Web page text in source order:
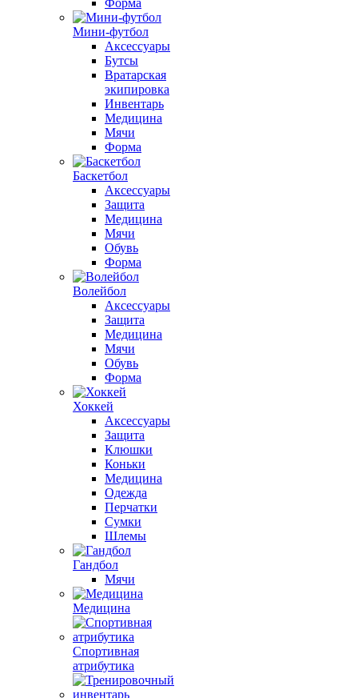
Форма
Мини-футбол
Аксессуары
Бутсы
Вратарская
экипировка
Инвентарь
Медицина
Мячи
Форма
Баскетбол
Аксессуары
Защита
Медицина
Мячи
Обувь
Форма
Волейбол
Аксессуары
Защита
Медицина
Мячи
Обувь
Форма
Хоккей
Аксессуары
Защита
Клюшки
Коньки
Медицина
Одежда
Перчатки
Сумки
Шлемы
Гандбол
Мячи
Медицина
Спортивная
атрибутика